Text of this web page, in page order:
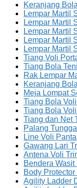
Keranjang
Lempar Martil
Lempar Martil
Lempar Martil
Lempar Martil
Lempar Martil
Tiang Voli
Tiang Bola
Rak Lempar
Keranjang
Meja Lompat
Tiang Bola
Tiang Bola
Tiang dan Net
Palang
Line Voli
Gawang Lari
Antena Voli
Bendera
Body
Agility Ladder